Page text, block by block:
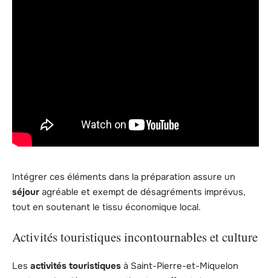
Intégrer ces éléments dans la préparation assure un
séjour agréable et exempt de désagréments imprévus,
tout en soutenant le tissu économique local.
Activités touristiques incontournables et culture
Les activités touristiques à Saint-Pierre-et-Miquelon